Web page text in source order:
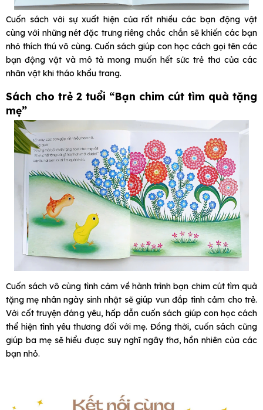
Cuốn sách với sự xuất hiện của rất nhiều các bạn động vật
cùng với những nét đặc trưng riêng chắc chắn sẽ khiến các bạn
nhỏ thích thú vô cùng. Cuốn sách giúp con học cách gọi tên các
bạn động vật và mô tả mong muốn hết sức trẻ thơ của các
nhân vật khi tháo khẩu trang.
Sách cho trẻ 2 tuổi “Bạn chim cút tìm quà tặng
mẹ”
Cuốn sách vô cùng tình cảm về hành trình bạn chim cút tìm quà
tặng mẹ nhân ngày sinh nhật sẽ giúp vun đắp tình cảm cho trẻ.
Với cốt truyện đáng yêu, hấp dẫn cuốn sách giúp con học cách
thể hiện tình yêu thương đối với mẹ. Đồng thời, cuốn sách cũng
giúp ba mẹ sẽ hiểu được suy nghĩ ngây thơ, hồn nhiên của các
bạn nhỏ.